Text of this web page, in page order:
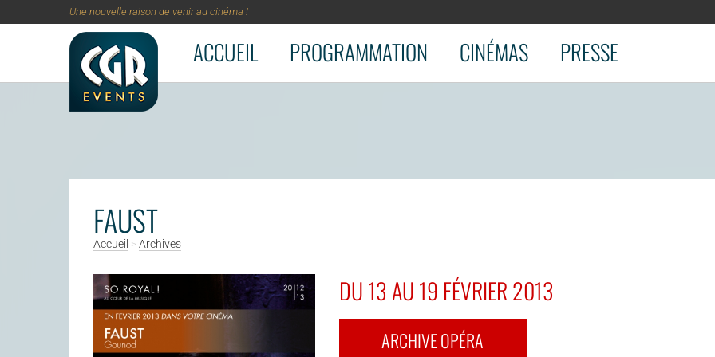
Aller au contenu principal
Une nouvelle raison de venir au cinéma !
ACCUEIL PROGRAMMATION CINÉMAS PRESSE
FAUST
Accueil >Archives
DU 13 AU 19 FÉVRIER 2013
ARCHIVE OPÉRA